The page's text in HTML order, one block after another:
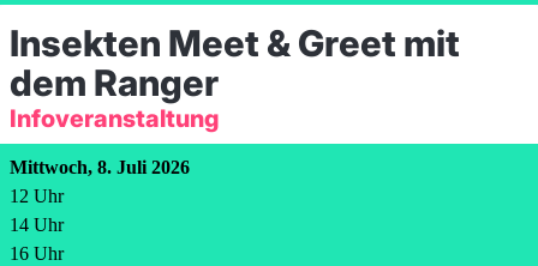
Insekten Meet & Greet mit
dem Ranger
Infoveranstaltung
Mittwoch, 8. Juli 2026
12 Uhr
14 Uhr
16 Uhr